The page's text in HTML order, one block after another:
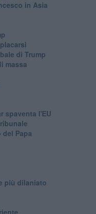
in Asia
di Trump
massa
spaventa l'EU
Papa
più dilaniato